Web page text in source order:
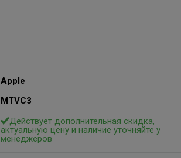
Apple
MTVC3
Действует дополнительная скидка,
актуальную цену и наличие уточняйте у
менеджеров